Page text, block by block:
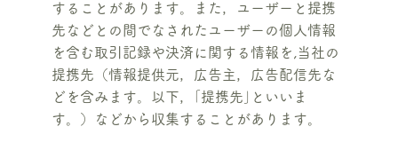
することがあります。また，ユーザーと提携
先などとの間でなされたユーザーの個人情報
を含む取引記録や決済に関する情報を,当社の
提携先（情報提供元，広告主，広告配信先な
どを含みます。以下，｢提携先｣といいま
す。）などから収集することがあります。